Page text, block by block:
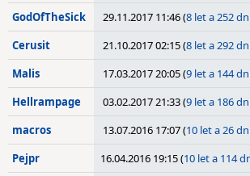
GodOfTheSick 29.11.2017 11:46 (8 let a 252
Cerusit 21.10.2017 02:15 (8 let a 292
Malis 17.03.2017 20:05 (9 let a 144
Hellrampage 03.02.2017 21:33 (9 let a 186
macros 13.07.2016 17:07 (10 let a 26
Pejpr 16.04.2016 19:15 (10 let a 114